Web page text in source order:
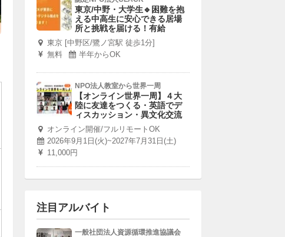
東京/中野・大学生🔹困難を抱
える中高生に安心できる居場
所と挑戦を届ける！有給
東京 [中野区/鷺ノ宮駅 徒歩1分]
無料
半年からOK
NPO法人教室から世界一周
【オンライン世界一周】４大
陸に友達をつくる・英語でデ
ィスカッション・異文化交流
オンライン開催/フルリモートOK
2026年9月1日(火)~2027年7月31日(土)
11,000円
注目アルバイト
一般社団法人資源循環推進協議会